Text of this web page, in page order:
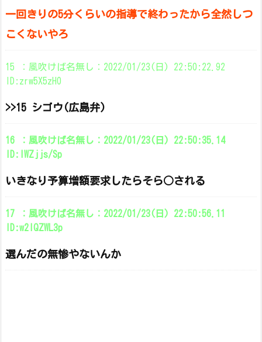
一回きりの5分くらいの指導で終わったから全然しつ
こくないやろ
15 ：風吹けば名無し：2022/01/23(日) 22:50:22.92
ID:zrw5X5zH0
>>15 シゴウ(広島弁)
16 ：風吹けば名無し：2022/01/23(日) 22:50:35.14
ID:lWZjjs/Sp
いきなり予算増額要求したらそら○される
17 ：風吹けば名無し：2022/01/23(日) 22:50:56.11
ID:w2IQZWL3p
選んだの無惨やないんか